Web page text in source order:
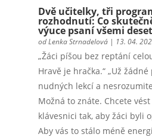
Dvě učitelky, tři
rozhodnutí: Co
výuce psaní všemi
odLenka Strnadelová| 13. 04.
„Žáci píšou bez reptání
Hravě je hračka.“ „Už
nudných lekcí a
Možná to znáte. Chcete
klávesnici tak, aby žáci byli
Aby vás to stálo méně